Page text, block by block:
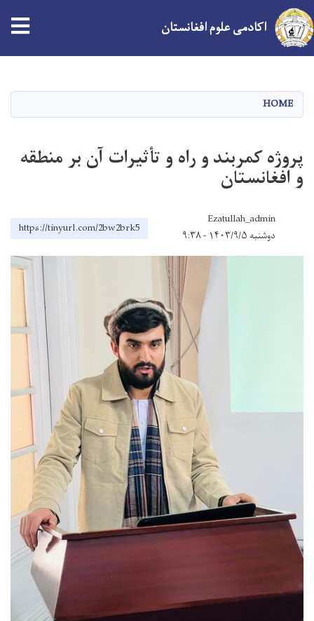
content
اکادمی علوم افغانستان
HOME
پروژه کمربند و راه و تأثیرات آن بر منطقه
و افغانستان
Ezatullah_admin
دوشنبه ۱۴۰۳/۹/۵ - ۹:۳۸
https://tinyurl.com/2bw2brk5